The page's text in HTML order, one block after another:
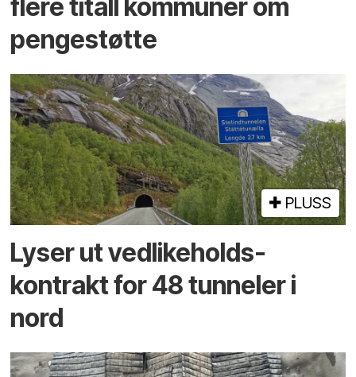
flere titall kommuner om
pengestøtte
PLUSS
Lyser ut vedlikeholds­
kontrakt for 48 tunneler i
nord